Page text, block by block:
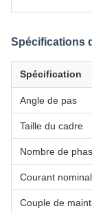
Spécifications
Spécification
Angle de pas
Taille du cadre
Nombre de
Courant nominal
Couple de